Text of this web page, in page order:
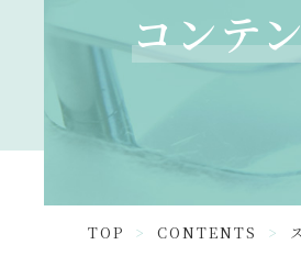
コンテ
TOP CONTENTS